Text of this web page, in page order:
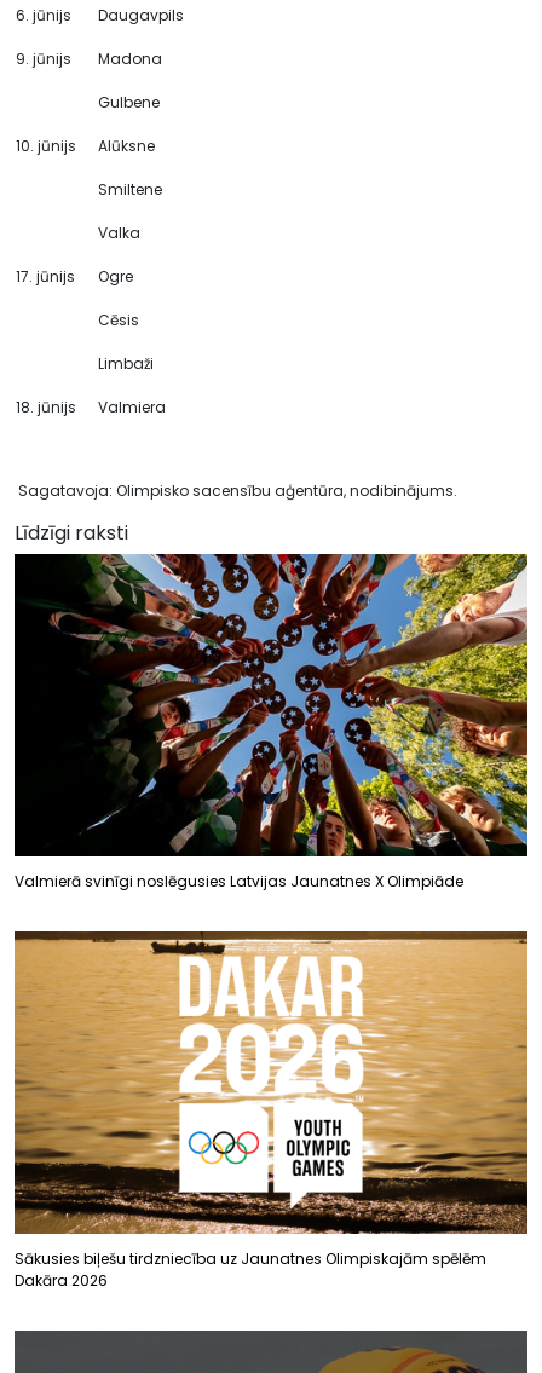
6. jūnijs Daugavpils
9. jūnijs Madona
Gulbene
10. jūnijs Alūksne
Smiltene
Valka
17. jūnijs Ogre
Cēsis
Limbaži
18. jūnijs Valmiera
Sagatavoja: Olimpisko sacensību aģentūra, nodibinājums.
Līdzīgi raksti
Valmierā svinīgi noslēgusies Latvijas Jaunatnes X Olimpiāde
Sākusies biļešu tirdzniecība uz Jaunatnes Olimpiskajām spēlēm
Dakāra 2026